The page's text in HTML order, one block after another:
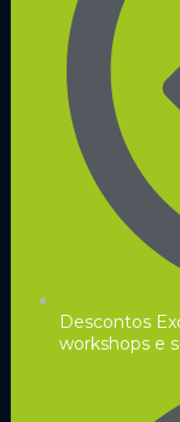
Descontos
workshops e